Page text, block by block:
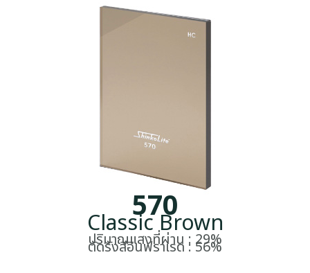
570
Classic Brown
ปริมาณแสงที่ผ่าน : 29%
ตัดรังสีอินฟราเรด : 56%